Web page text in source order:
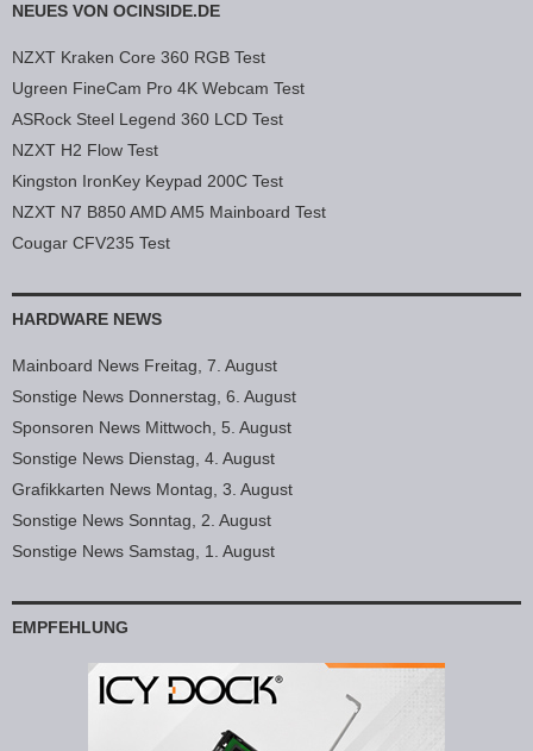
NEUES VON OCINSIDE.DE
NZXT Kraken Core 360 RGB Test
Ugreen FineCam Pro 4K Webcam Test
ASRock Steel Legend 360 LCD Test
NZXT H2 Flow Test
Kingston IronKey Keypad 200C Test
NZXT N7 B850 AMD AM5 Mainboard Test
Cougar CFV235 Test
HARDWARE NEWS
Mainboard News Freitag, 7. August
Sonstige News Donnerstag, 6. August
Sponsoren News Mittwoch, 5. August
Sonstige News Dienstag, 4. August
Grafikkarten News Montag, 3. August
Sonstige News Sonntag, 2. August
Sonstige News Samstag, 1. August
EMPFEHLUNG